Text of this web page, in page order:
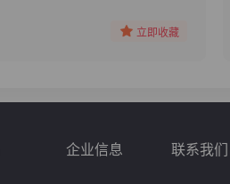
立即收藏
企业信息 联系我们